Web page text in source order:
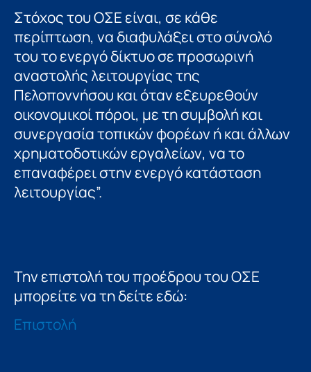
Στόχος του ΟΣΕ είναι, σε κάθε
περίπτωση, να διαφυλάξει στο σύνολό
του το ενεργό δίκτυο σε προσωρινή
αναστολής λειτουργίας της
Πελοποννήσου και όταν εξευρεθούν
οικονομικοί πόροι, με τη συμβολή και
συνεργασία τοπικών φορέων ή και άλλων
χρηματοδοτικών εργαλείων, να το
επαναφέρει στην ενεργό κατάσταση
λειτουργίας”.
Την επιστολή του προέδρου του ΟΣΕ
μπορείτε να τη δείτε εδώ:
Επιστολή